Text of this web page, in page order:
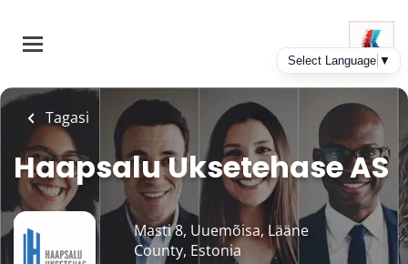
main
Tagasi
Haapsalu Uksetehase AS
Masti 8, Uuemõisa, Lääne
County, Estonia